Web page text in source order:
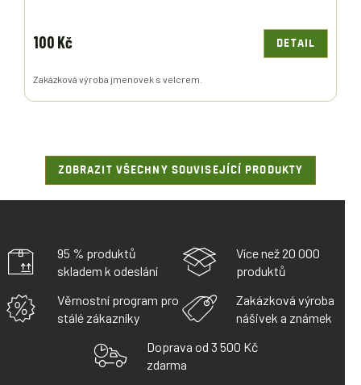
100 Kč DETAIL
Zakázková výroba jmenovek s velcrem.
ZOBRAZIT VŠECHNY SOUVISEJÍCÍ PRODUKTY
95 % produktů
skladem k odeslání
Více než 20 000
produktů
Věrnostní program pro
stálé zákazníky
Zakázková výroba
nášivek a známek
Doprava od 3 500 Kč
zdarma